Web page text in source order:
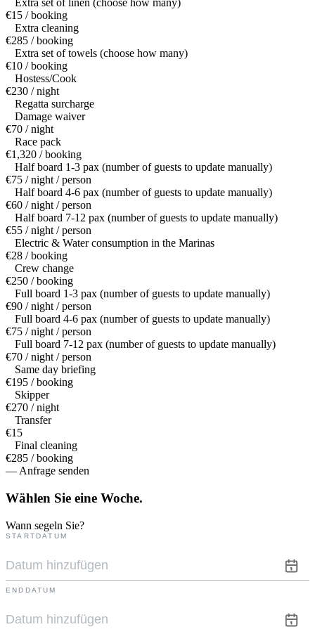
Extra set of linen (choose how many)
€15 / booking
Extra cleaning
€285 / booking
Extra set of towels (choose how many)
€10 / booking
Hostess/Cook
€230 / night
Regatta surcharge
Damage waiver
€70 / night
Race pack
€1,320 / booking
Half board 1-3 pax (number of guests to update manually)
€75 / night / person
Half board 4-6 pax (number of guests to update manually)
€60 / night / person
Half board 7-12 pax (number of guests to update manually)
€55 / night / person
Electric & Water consumption in the Marinas
€28 / booking
Crew change
€250 / booking
Full board 1-3 pax (number of guests to update manually)
€90 / night / person
Full board 4-6 pax (number of guests to update manually)
€75 / night / person
Full board 7-12 pax (number of guests to update manually)
€70 / night / person
Same day briefing
€195 / booking
Skipper
€270 / night
Transfer
€15
Final cleaning
€285 / booking
— Anfrage senden
Wählen Sie eine Woche.
Wann segeln Sie?
STARTDATUM
ENDDATUM